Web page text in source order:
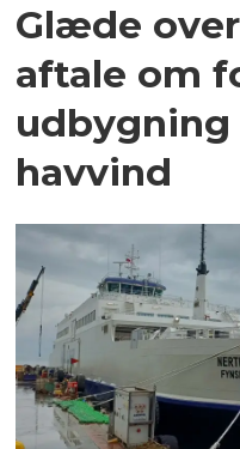
Glæde
aftale om
udbygning
havvind